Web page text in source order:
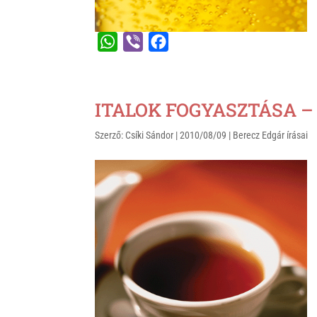
W
t
s
A
p
p
e
r
e
b
o
o
ITALOK FOGYASZTÁSA
Szerző: Csíki Sándor |2010/08/09 | Berecz Edgár írásai